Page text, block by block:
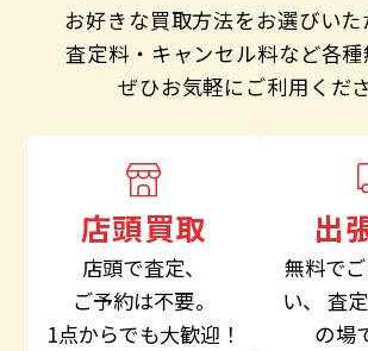
お好きな買取方法をお選びいた
査定料・キャンセル料など各種
ぜひお気軽にご利用くださ
店頭買取
店頭で査定、
ご予約は不要。
1点からでも大歓迎！
出
無料で
い、
査
の場